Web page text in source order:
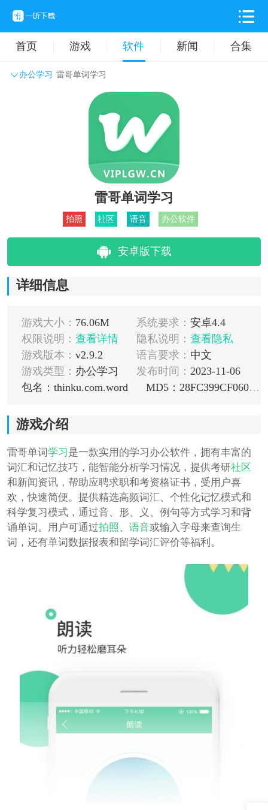
首页 游戏 软件 新闻 合集
办公学习 雷哥单词学习
主题壁纸 旅游出行
拍摄美化 时尚购物
雷哥单词学习
拍照 社区 语音 办公软件
安卓版下载
详细信息
游戏大小： 76.06M 系统要求： 安卓4.4
权限说明： 查看详情 隐私说明： 查看隐私
游戏版本： v2.9.2 语言要求： 中文
游戏类型： 办公学习 发布时间： 2023-11-06
包名：thinku.com.word
MD5：28FC399CF060B5C2848837E81F81CB17
游戏介绍
雷哥单词学习是一款实用的学习办公软件，拥有丰富的
词汇和记忆技巧，能智能分析学习情况，提供考研社区
和新闻资讯，帮助应聘求职和考资格证书，受用户喜
欢，快速简便。提供精选高频词汇、个性化记忆模式和
科学复习模式，通过音、形、义、例句等方式学习和背
诵单词。用户可通过拍照 、 语音或输入字母来查询生
词，还有单词数据报表和留学词汇评价等福利。